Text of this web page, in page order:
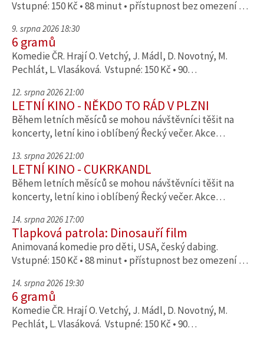
Vstupné: 150 Kč • 88 minut • přístupnost bez omezení …
9. srpna 2026 18:30
6 gramů
Komedie ČR. Hrají O. Vetchý, J. Mádl, D. Novotný, M.
Pechlát, L. Vlasáková. Vstupné: 150 Kč • 90…
12. srpna 2026 21:00
LETNÍ KINO - NĚKDO TO RÁD V PLZNI
Během letních měsíců se mohou návštěvníci těšit na
koncerty, letní kino i oblíbený Řecký večer. Akce…
13. srpna 2026 21:00
LETNÍ KINO - CUKRKANDL
Během letních měsíců se mohou návštěvníci těšit na
koncerty, letní kino i oblíbený Řecký večer. Akce…
14. srpna 2026 17:00
Tlapková patrola: Dinosauří film
Animovaná komedie pro děti, USA, český dabing.
Vstupné: 150 Kč • 88 minut • přístupnost bez omezení …
14. srpna 2026 19:30
6 gramů
Komedie ČR. Hrají O. Vetchý, J. Mádl, D. Novotný, M.
Pechlát, L. Vlasáková. Vstupné: 150 Kč • 90…